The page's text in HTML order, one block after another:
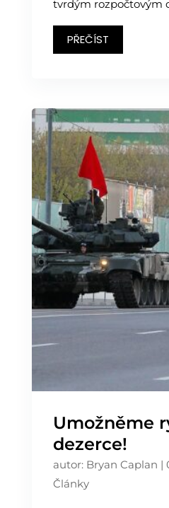
tvrdým rozpočtovým
PŘEČÍST
Umožněme
dezerce!
autor: Bryan Caplan |
Články